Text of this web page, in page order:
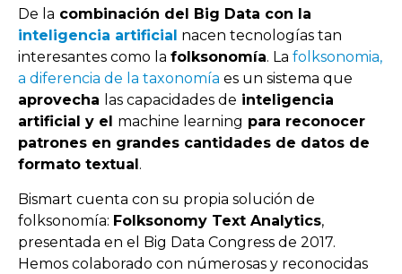
De la combinación del Big Data con la
inteligencia artificial nacen tecnologías tan
interesantes como la folksonomía. La folksonomia,
a diferencia de la taxonomía es un sistema que
aprovecha las capacidades de inteligencia
artificial y el machine learning para reconocer
patrones en grandes cantidades de datos de
formato textual .
Bismart cuenta con su propia solución de
folksonomía: Folksonomy Text Analytics,
presentada en el Big Data Congress de 2017.
Hemos colaborado con númerosas y reconocidas